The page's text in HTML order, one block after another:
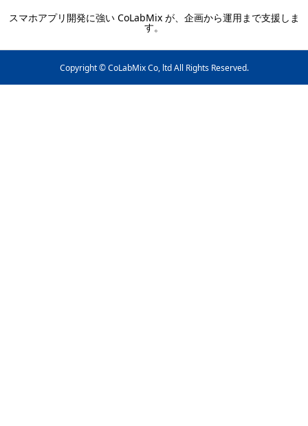
スマホアプリ開発に強い CoLabMix が、企画から運用まで支援しま
す。
Copyright © CoLabMix Co, ltd All Rights Reserved.